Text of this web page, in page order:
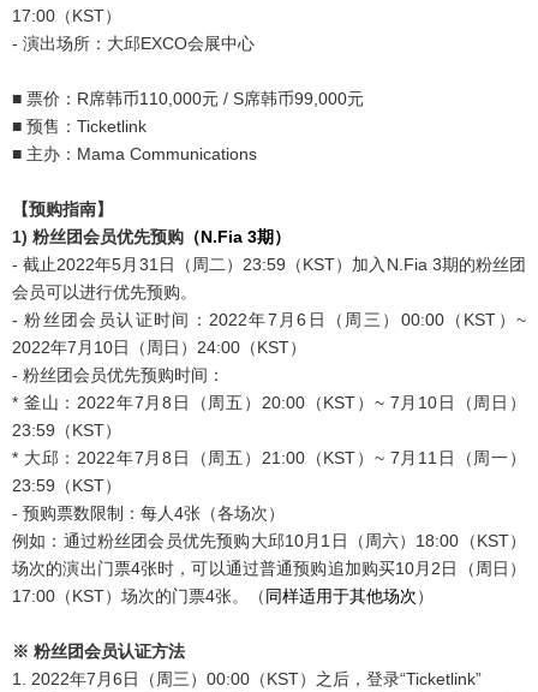
17:00（KST）
- 演出场所：大邱EXCO会展中心
■ 票价：R席韩币110,000元 / S席韩币99,000元
■ 预售：Ticketlink
■ 主办：Mama Communications
【预购指南】
1) 粉丝团会员优先预购 （N.Fia 3期）
- 截止2022年5月31日（周二）23:59（KST）加入N.Fia 3期的粉丝团
会员可以进行优先预购。
- 粉丝团会员认证时间：2022年7月6日（周三）00:00（KST）~
2022年7月10日（周日）24:00（KST）
- 粉丝团会员优先预购时间：
* 釜山：2022年7月8日（周五）20:00（KST）~ 7月10日（周日）
23:59（KST）
* 大邱：2022年7月8日（周五）21:00（KST）~ 7月11日（周一）
23:59（KST）
- 预购票数限制：每人4张（各场次）
例如：通过粉丝团会员优先预购大邱10月1日（周六）18:00（KST）
场次的演出门票4张时，可以通过普通预购追加购买10月2日（周日）
17:00（KST）场次的门票4张。（同样适用于其他场次）
※ 粉丝团会员认证方法
1. 2022年7月6日（周三）00:00（KST）之后，登录“Ticketlink”